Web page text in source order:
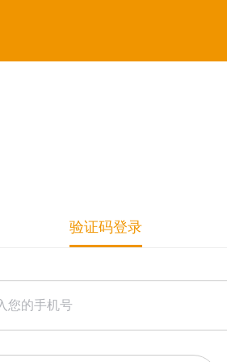
验证码登录